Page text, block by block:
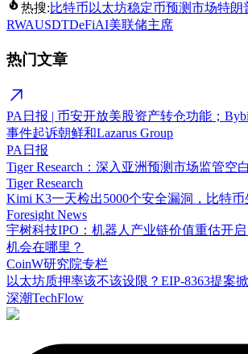
热搜:比特币 以太坊稳定币预测市场特朗
RWAUSDTDeFiAI美联储主席
热门文章
PA日报 | 币安开放美股资产转仓功能；
事件起诉朝鲜和Lazarus Group
PA日报
Tiger Research：深入亚洲预测市场监管空白
Tiger Research
Kimi K3一天检出5000个安全漏洞，比特币
Foresight News
宇树科技IPO：机器人产业链价值重估开
机会在哪里？
CoinW研究院专栏
以太坊质押率该不该设限？EIP-8363提案
深潮TechFlow